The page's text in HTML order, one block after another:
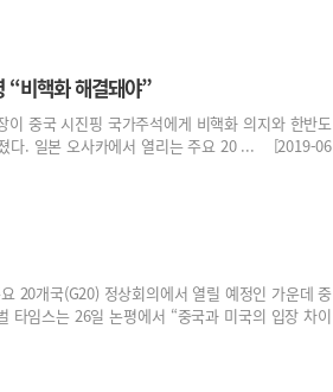
“비핵화 해결돼야”
중국 시진핑 국가주석에게 비핵화 의지와 한반도
다. 일본 오사카에서 열리는 주요 20 ... [2019-06
20개국(G20) 정상회의에서 열릴 예정인 가운데 중
타임스는 26일 논평에서 “중국과 미국의 입장 차이